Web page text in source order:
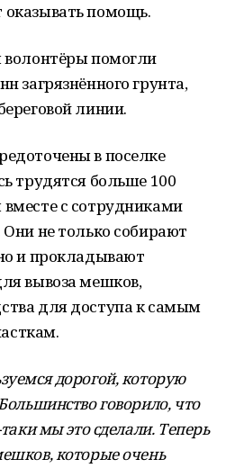
помощь.
волонтёры помогли
загрязнённого грунта,
линии.
в поселке
трудятся больше 100
с сотрудниками
не только собирают
и прокладывают
вывоза мешков,
для доступа к самым
дорогой, которую
говорило, что
мы это сделали. Теперь
которые очень